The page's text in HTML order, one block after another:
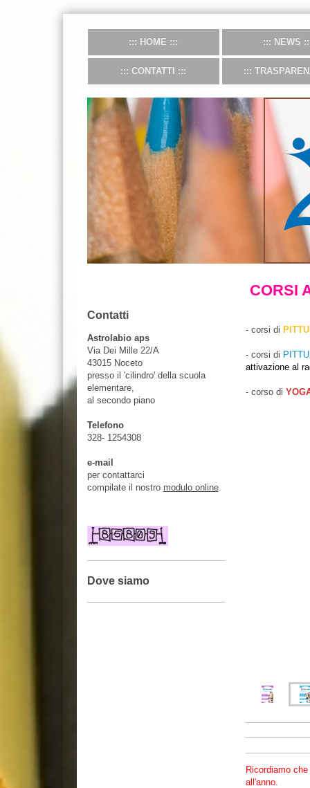
HOME NEWS
CONTATTI
CORSI
- corsi di
- corsi di
attivazione al
- corso di
Ricordiamo
all'anno.
Contatti
Astrolabio aps
Via Dei Mille 22/A
43015 Noceto
presso il 'cilindro' della scuola
elementare,
al secondo piano
Telefono
328- 1254308
e-mail
per contattarci
compilate il nostro modulo online.
Dove siamo